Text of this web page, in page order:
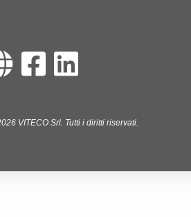
VITECO Srl. Tutti i diritti riservati.